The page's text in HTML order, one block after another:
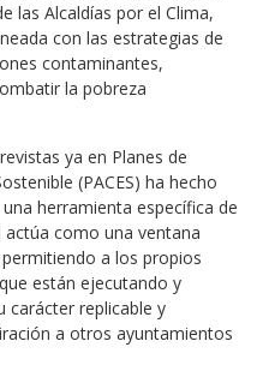
las Alcaldías por el Clima,
con las estrategias de
contaminantes,
la pobreza
ya en Planes de
(PACES) ha hecho
herramienta específica de
como una ventana
a los propios
están ejecutando y
carácter replicable y
a otros ayuntamientos